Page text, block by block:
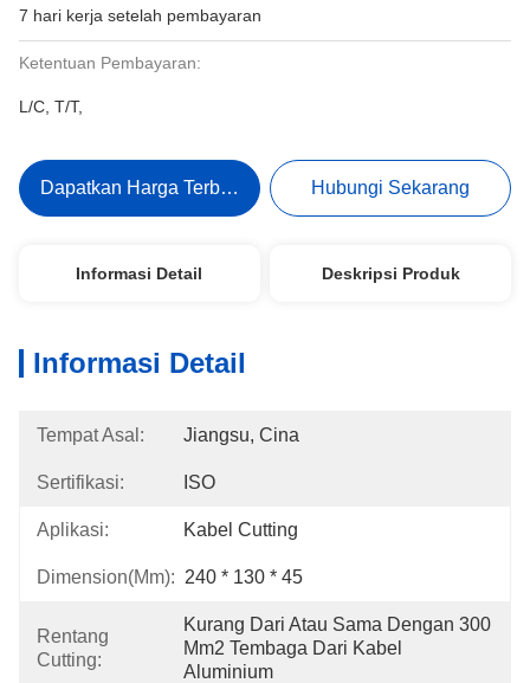
7 hari kerja setelah pembayaran
Ketentuan Pembayaran:
L/C, T/T,
Dapatkan Harga Terbaik Hubungi Sekarang
Informasi Detail Deskripsi Produk
Informasi Detail
Tempat Asal: Jiangsu, Cina
Sertifikasi: ISO
Aplikasi: Kabel Cutting
Dimension(mm): 240 * 130 * 45
Rentang
Cutting:
Kurang Dari Atau Sama Dengan 300
Mm2 Tembaga Dari Kabel
Aluminium